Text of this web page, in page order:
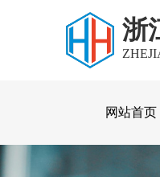
浙
网站首页